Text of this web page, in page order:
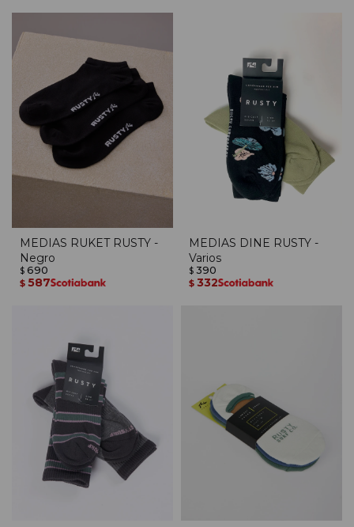
MEDIAS RUKET RUSTY -
Negro
$ 690
$ 587
MEDIAS DINE RUSTY -
Varios
$ 390
$ 332